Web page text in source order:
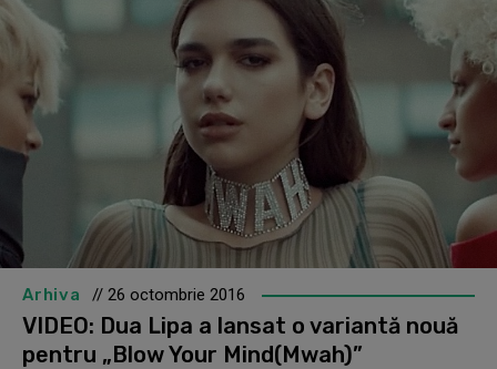
Arhiva // 26 octombrie 2016
VIDEO: Dua Lipa a lansat o variantă nouă
pentru „Blow Your Mind(Mwah)”